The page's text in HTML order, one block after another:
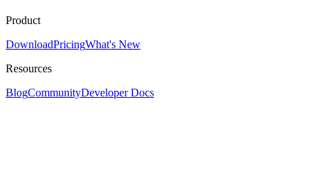
Product
DownloadPricingWhat's New
Resources
BlogCommunityDeveloper Docs